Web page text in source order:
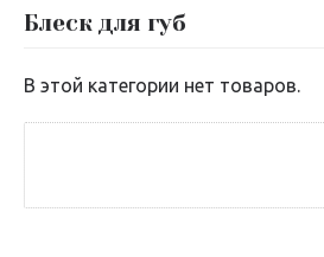
Блеск для губ
В этой категории нет товаров.